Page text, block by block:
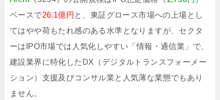
ベースで26.1億円 と、東証グロース市場への上場とし
てはやや荷もたれ感のある水準となりますが、セクタ
ーはIPO市場では人気化しやすい「情報・通信業」で、
建設業界に特化したDX（デジタルトランスフォーメー
ション）支援及びコンサル業と人気薄な業態でもあり
ません。